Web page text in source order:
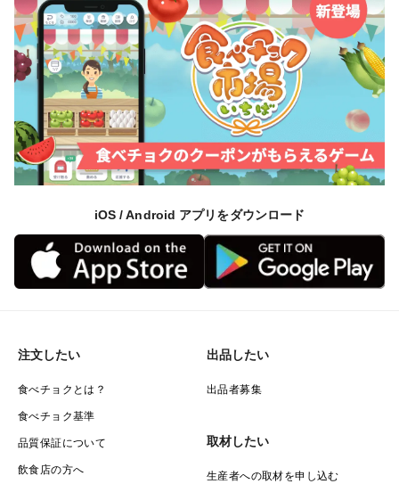
iOS / Android アプリをダウンロード
注文したい
食べチョクとは？
食べチョク基準
品質保証について
飲食店の方へ
出品したい
出品者募集
取材したい
生産者への取材を申し込む